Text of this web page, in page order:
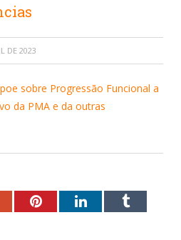
DE 2023
sobre Progressão Funcional a
da PMA e da outras
PinterestLinkedInTumblr